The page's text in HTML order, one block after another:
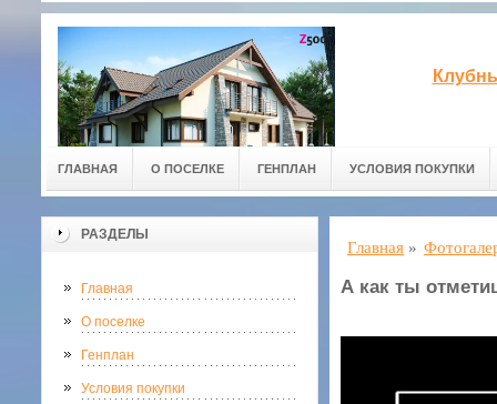
ГЛАВНАЯ О ПОСЕЛКЕ ГЕНПЛАН УСЛОВИЯ ПОКУПКИ
РАЗДЕЛЫ
Главная
О поселке
Генплан
Условия покупки
Главная »
А как ты